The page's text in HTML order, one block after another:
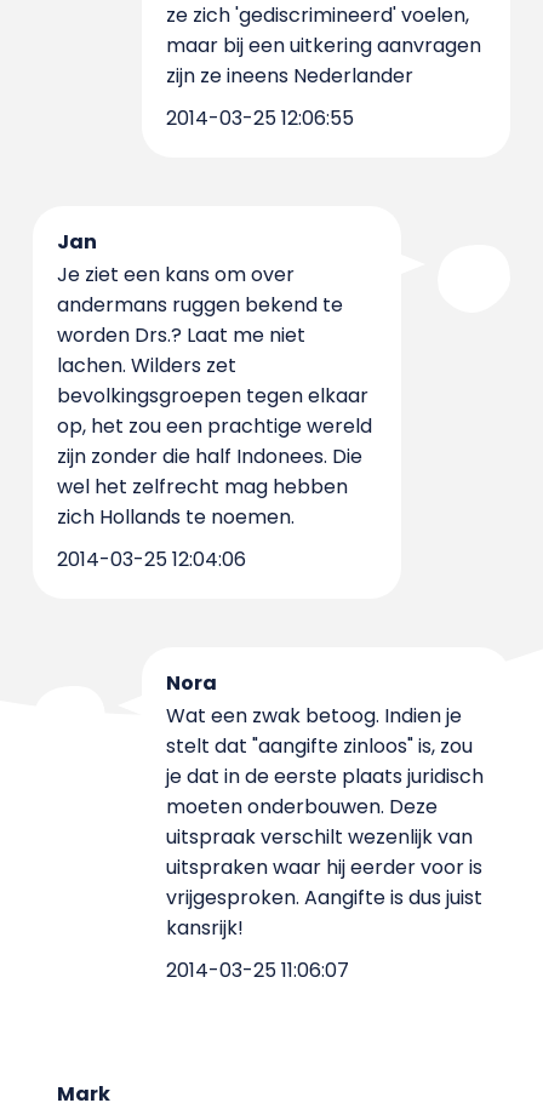
ze zich 'gediscrimineerd' voelen,
maar bij een uitkering aanvragen
zijn ze ineens Nederlander
2014-03-25 12:06:55
Jan
Je ziet een kans om over
andermans ruggen bekend te
worden Drs.? Laat me niet
lachen. Wilders zet
bevolkingsgroepen tegen elkaar
op, het zou een prachtige wereld
zijn zonder die half Indonees. Die
wel het zelfrecht mag hebben
zich Hollands te noemen.
2014-03-25 12:04:06
Nora
Wat een zwak betoog. Indien je
stelt dat "aangifte zinloos" is, zou
je dat in de eerste plaats juridisch
moeten onderbouwen. Deze
uitspraak verschilt wezenlijk van
uitspraken waar hij eerder voor is
vrijgesproken. Aangifte is dus juist
kansrijk!
2014-03-25 11:06:07
Mark